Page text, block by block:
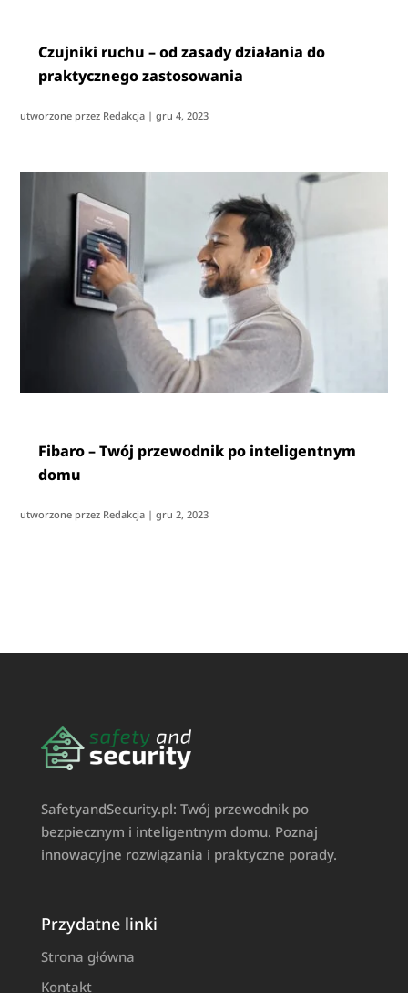
Czujniki ruchu – od zasady działania do
praktycznego zastosowania
utworzone przez Redakcja |gru 4, 2023
Fibaro – Twój przewodnik po inteligentnym
domu
utworzone przez Redakcja |gru 2, 2023
SafetyandSecurity.pl: Twój przewodnik po
bezpiecznym i inteligentnym domu. Poznaj
innowacyjne rozwiązania i praktyczne porady.
Przydatne linki
Strona główna
Kontakt